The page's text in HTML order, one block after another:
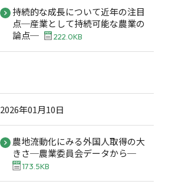
持続的な成長について近年の注目
点─産業として持続可能な農業の
論点─
222.0KB
2026年01月10日
農地流動化にみる外国人取得の大
きさ─農業委員会データから─
173.5KB